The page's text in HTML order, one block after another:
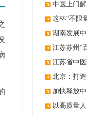
展 中医上门
这杯“不限
湖南发展
江苏苏州“
办 江苏省中
北京：打
加快释放
以高质量